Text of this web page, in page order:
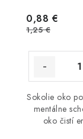
0,88 €
1,25 €
Sokolie oko
mentálne
oko čistí